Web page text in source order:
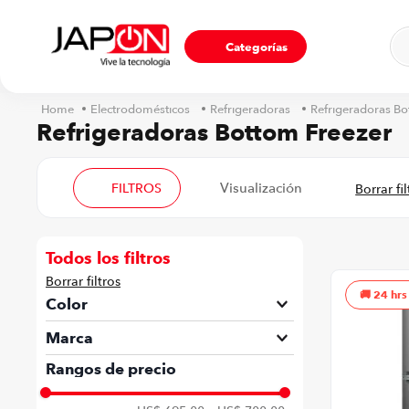
Categorías
Electrodomésticos Refrigeradoras Refrigeradoras
Refrigeradoras Bottom Freezer
FILTROS
Todos los filtros
Color
Acero Inoxidable
Marca
Whirlpool
Rangos de precio
24 hrs